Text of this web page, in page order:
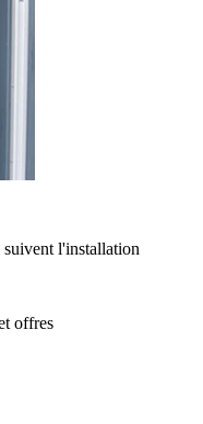
l'installation
offres